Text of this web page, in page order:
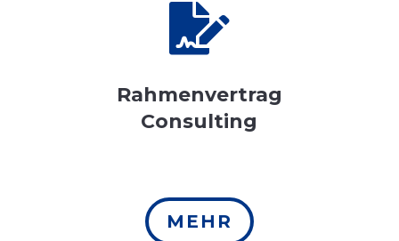

Rahmenvertrag
Consulting
MEHR